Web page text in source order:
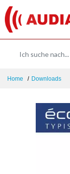
Home Downloads